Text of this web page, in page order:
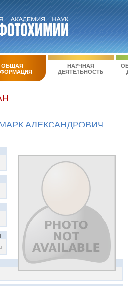
ОБЩАЯ
НАУЧНАЯ
ДЕЯТЕЛЬНОСТЬ
АЛЕКСАНДРОВИЧ